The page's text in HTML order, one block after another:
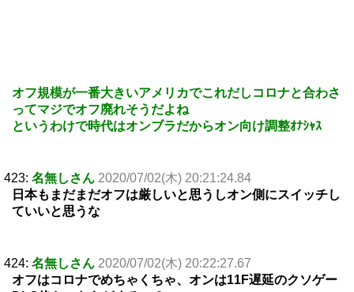
オフ規模が一番大きいアメリカでこれだしコロナと合わさ
ってマジでオフ廃れそうだよね
というわけで時代はオンブラだからオン向け調整ｵﾅｼｬｽ
423: 名無しさん 2020/07/02(木) 20:21:24.84
日本もまだまだオフは厳しいと思うしオン側にスイッチし
ていいと思うな
424: 名無しさん 2020/07/02(木) 20:22:27.67
オフはコロナでめちゃくちゃ、オンは11F遅延のクソゲー